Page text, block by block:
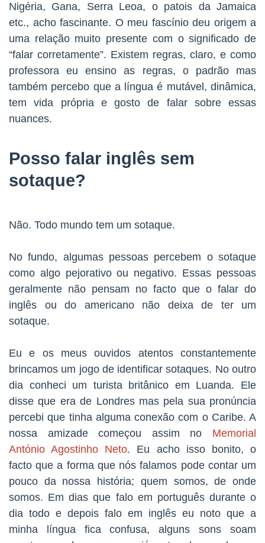
Nigéria, Gana, Serra Leoa, o patois da Jamaica
etc., acho fascinante. O meu fascínio deu origem a
uma relação muito presente com o significado de
“falar corretamente”. Existem regras, claro, e como
professora eu ensino as regras, o padrão mas
também percebo que a língua é mutável, dinâmica,
tem vida própria e gosto de falar sobre essas
nuances.
Posso falar inglês sem
sotaque?
Não. Todo mundo tem um sotaque.
No fundo, algumas pessoas percebem o sotaque
como algo pejorativo ou negativo. Essas pessoas
geralmente não pensam no facto que o falar do
inglês ou do americano não deixa de ter um
sotaque.
Eu e os meus ouvidos atentos constantemente
brincamos um jogo de identificar sotaques. No outro
dia conheci um turista britânico em Luanda. Ele
disse que era de Londres mas pela sua pronúncia
percebi que tinha alguma conexão com o Caribe. A
nossa amizade começou assim no Memorial
António Agostinho Neto. Eu acho isso bonito, o
facto que a forma que nós falamos pode contar um
pouco da nossa história; quem somos, de onde
somos. Em dias que falo em português durante o
dia todo e depois falo em inglês eu noto que a
minha língua fica confusa, alguns sons soam